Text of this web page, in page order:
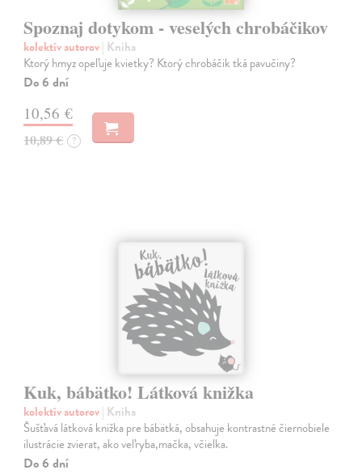
Spoznaj dotykom - veselých chrobáčikov
kolektív autorov| Kniha
Ktorý hmyz opeľuje kvietky? Ktorý chrobáčik tká pavučiny?
Do 6 dní
10,56 €
10,89 € ?
Kuk, bábätko! Látková knižka
kolektív autorov| Kniha
Šušťavá látková knižka pre bábätká, obsahuje kontrastné čiernobiele
ilustrácie zvierat, ako veľryba,mačka, včielka.
Do 6 dní